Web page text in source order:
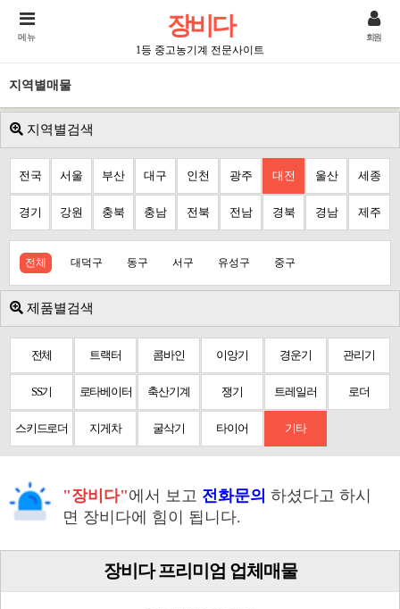
장비다
1등 중고농기계 전문사이트
메뉴 회원
지역별매물
지역별검색
전국 서울 부산 대구 인천 광주 대전 울산 세종
경기 강원 충북 충남 전북 전남 경북 경남 제주
전체 대덕구 동구 서구 유성구 중구
제품별검색
전체 트랙터 콤바인 이앙기 경운기 관리기
SS기 로타베이터 축산기계 쟁기 트레일러 로더
스키드로더 지게차 굴삭기 타이어 기타
"장비다"에서 보고 전화문의 하셨다고 하시
면 장비다에 힘이 됩니다.
장비다 프리미엄 업체매물